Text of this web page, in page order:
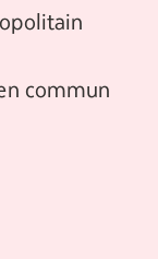
commun